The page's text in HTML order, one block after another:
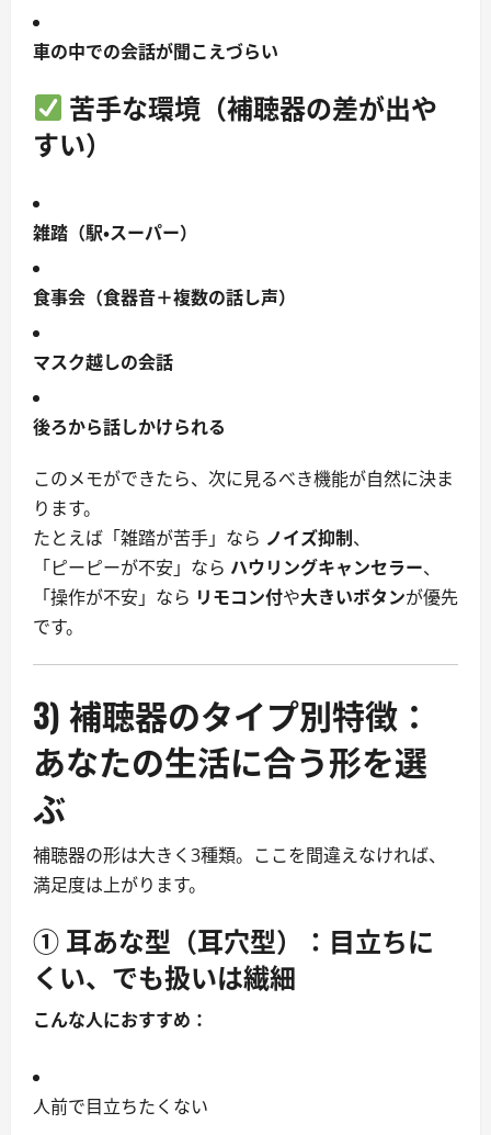
車の中での会話が聞こえづらい
苦手な環境（補聴器の差が出や
すい）
雑踏（駅・スーパー）
食事会（食器音＋複数の話し声）
マスク越しの会話
後ろから話しかけられる
このメモができたら、次に見るべき機能が自然に決ま
ります。
たとえば「雑踏が苦手」なら ノイズ抑制、
「ピーピーが不安」なら ハウリングキャンセラー、
「操作が不安」なら リモコン付や大きいボタンが優先
です。
3) 補聴器のタイプ別特徴：
あなたの生活に合う形を選
ぶ
補聴器の形は大きく3種類。ここを間違えなければ、
満足度は上がります。
①耳あな型（耳穴型）
：目立ちに
くい、でも扱いは繊細
こんな人におすすめ：
人前で目立ちたくない